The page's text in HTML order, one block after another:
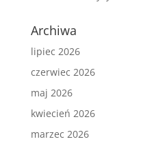
Archiwa
lipiec 2026
czerwiec 2026
maj 2026
kwiecień 2026
marzec 2026